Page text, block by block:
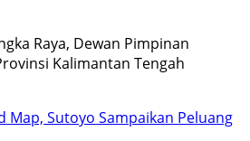
Raya, Dewan Pimpinan
Kalimantan Tengah